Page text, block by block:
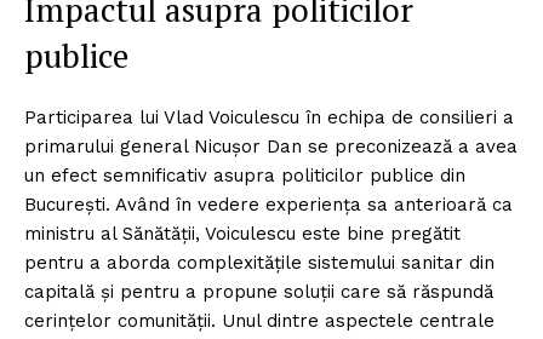
Impactul asupra politicilor
publice
Participarea lui Vlad Voiculescu în echipa de consilieri a
primarului general Nicușor Dan se preconizează a avea
un efect semnificativ asupra politicilor publice din
București. Având în vedere experiența sa anterioară ca
ministru al Sănătății, Voiculescu este bine pregătit
pentru a aborda complexitățile sistemului sanitar din
capitală și pentru a propune soluții care să răspundă
cerințelor comunității. Unul dintre aspectele centrale